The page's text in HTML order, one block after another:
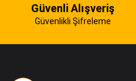
Güvenli Alışveriş
Güvenlikli Şifreleme